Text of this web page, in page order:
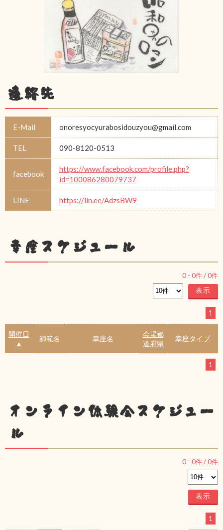
連絡先
E-Mail onoresyocyurabosidouzyou@gmail.com
TEL 090-8120-0513
facebook
https://www.facebook.com/profile.php?
id=100086280079737
LINE https://lin.ee/AdzsBW9
幸座スケジュール
0 - 0件 /0件
1
開催日
▲
師範名 幸座名
会場都
道府県
幸座タイプ
1
オンライン体験会スケジュー
ル
0 - 0件 /0件
1